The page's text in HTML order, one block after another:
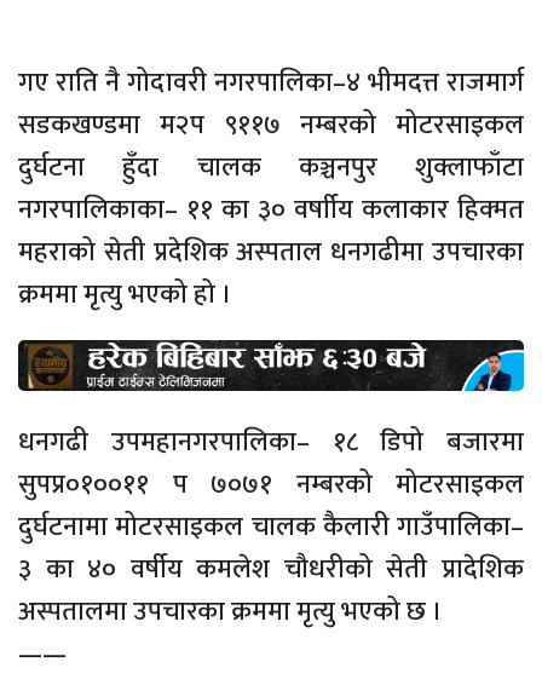
गए राति नै गोदावरी नगरपालिका–४ भीमदत्त राजमार्ग
सडकखण्डमा म२प ९११७ नम्बरको मोटरसाइकल
दुर्घटना हुँदा चालक कञ्चनपुर शुक्लाफाँटा
नगरपालिकाका– ११ का ३० वर्षाीय कलाकार हिक्मत
महराको सेती प्रदेशिक अस्पताल धनगढीमा उपचारका
क्रममा मृत्यु भएको हो ।
धनगढी उपमहानगरपालिका– १८ डिपो बजारमा
सुपप्र०१००११ प ७०७१ नम्बरको मोटरसाइकल
दुर्घटनामा मोटरसाइकल चालक कैलारी गाउँपालिका–
३ का ४० वर्षीय कमलेश चौधरीको सेती प्रादेशिक
अस्पतालमा उपचारका क्रममा मृत्यु भएको छ ।
——